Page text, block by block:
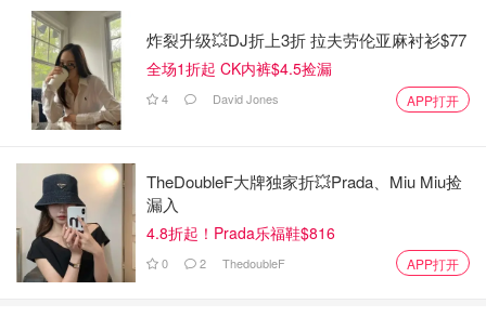
居民称：我从未听说这里有保健品店。
近期记者再次前往，发现大门开启，但工作人员正在维修汽
车，而非所谓的“澳洲雅拉源健康产业有限公司”，也不存在
保健品生产设施，这里其实是一家汽车维修站。
销售冠军竟是假“进口”
商家花钱制造“马甲”
抖音、天猫销量第一的所谓“进口”叶黄素品牌“澳洲优思
益”，在产品上注明海外生产地址，但记者未能在当地找到
炸裂升级💥DJ折上3折 拉夫劳伦亚麻衬衫$77
全场1折起 CK内裤$4.5捡漏
4 David Jones APP打开
TheDoubleF大牌独家折💥Prada、Miu Miu捡
漏入
4.8折起！Prada乐福鞋$816
0 2 ThedoubleF APP打开